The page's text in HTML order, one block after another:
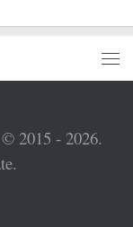
2015 - 2026.